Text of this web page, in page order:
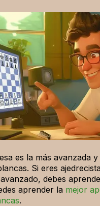
es la más avanzada
Si eres
debes
aprender la mejor
.